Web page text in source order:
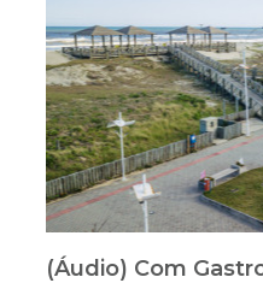
(Áudio) Com